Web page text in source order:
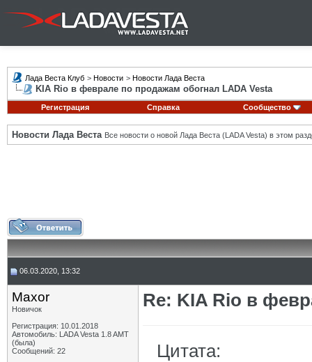
Лада Веста Клуб > Новости > Новости Лада Веста
KIA Rio в феврале по продажам обогнал LADA Vesta
Регистрация Справка Сообщество
Новости Лада Веста Все новости о новой Лада Веста (LADA Vesta) в этом
06.03.2020, 13:32
Maxor
Новичок
Регистрация: 10.01.2018
Автомобиль: LADA Vesta 1.8 AMT
(была)
Сообщений: 22
Re: KIA Rio в
Цитата: